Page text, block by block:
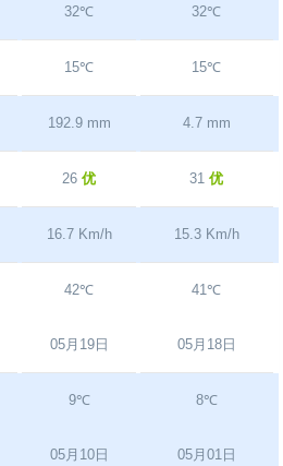
32℃ 32℃
15℃ 15℃
192.9 mm 4.7 mm
26优 31优
16.7 Km/h 15.3 Km/h
42℃
05月19日
41℃
05月18日
9℃
05月10日
8℃
05月01日